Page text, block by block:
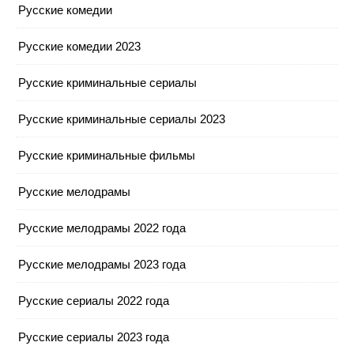
Русские комедии
Русские комедии 2023
Русские криминальные сериалы
Русские криминальные сериалы 2023
Русские криминальные фильмы
Русские мелодрамы
Русские мелодрамы 2022 года
Русские мелодрамы 2023 года
Русские сериалы 2022 года
Русские сериалы 2023 года